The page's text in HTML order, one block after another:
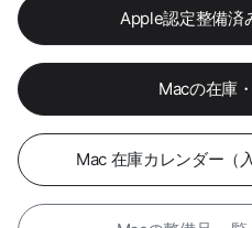
Apple認定整備済
Macの在庫
Mac 在庫カレンダー（